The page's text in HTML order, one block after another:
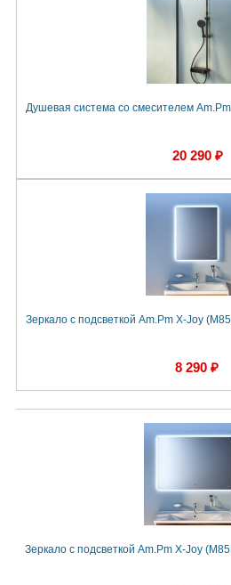
Душевая система со смесителем
20 290 ₽
Зеркало с подсветкой Am.Pm X-Joy
8 290 ₽
Зеркало с подсветкой Am.Pm X-Joy